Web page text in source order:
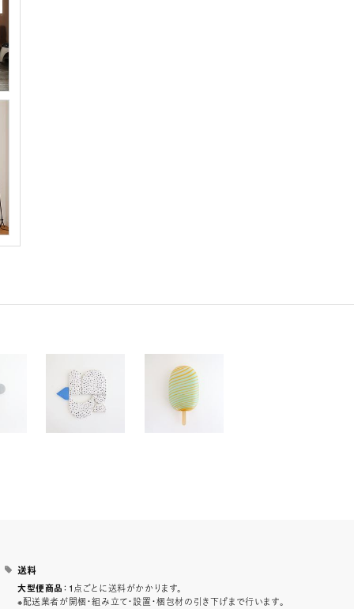
送料
大型便商品 ：1点ごとに送料がかかります。
※配送業者が開梱・組み立て・設置・梱包材の引き下げまで行います。